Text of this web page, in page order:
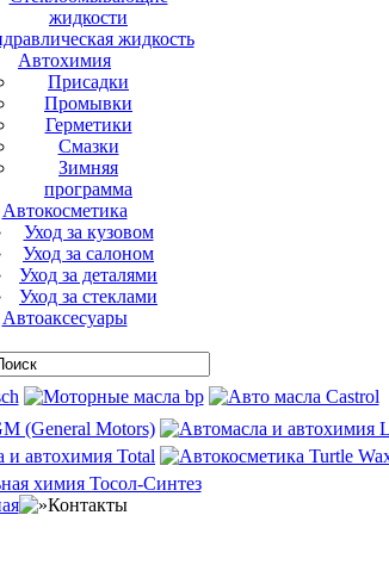
жидкости
жидкость
Автохимия
Присадки
Промывки
Герметики
Смазки
Зимняя
программа
Автокосметика
Уход за кузовом
Уход за салоном
Уход за деталями
Уход за стеклами
Автоаксесуары
Контакты